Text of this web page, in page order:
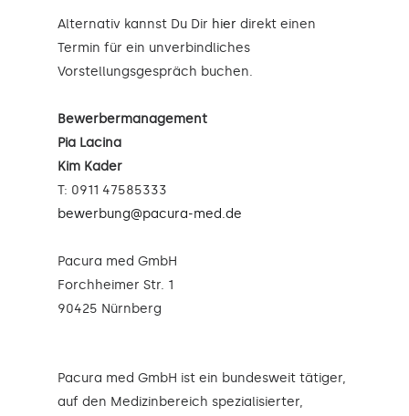
Alternativ kannst Du Dir hier direkt einen
Termin für ein unverbindliches
Vorstellungsgespräch buchen.
Bewerbermanagement
Pia Lacina
Kim Kader
T: 0911 47585333
bewerbung@pacura-med.de
Pacura med GmbH
Forchheimer Str. 1
90425 Nürnberg
Pacura med GmbH ist ein bundesweit tätiger,
auf den Medizinbereich spezialisierter,